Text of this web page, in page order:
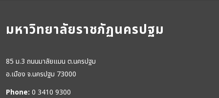
มหาวิทยาลัยราชภัฏนครปฐม
85 ม.3 ถนนมาลัยแมน ต.นครปฐม
อ.เมือง จ.นครปฐม 73000
Phone: 0 3410 9300